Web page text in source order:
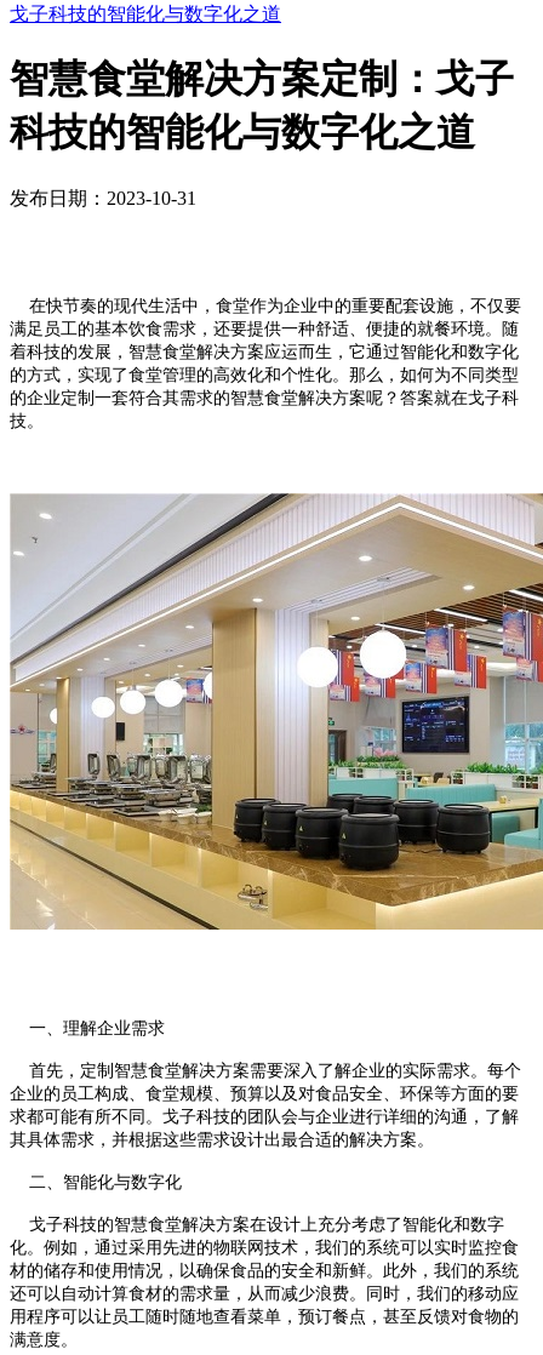
戈子科技的智能化与数字化之道
智慧食堂解决方案定制：戈子
科技的智能化与数字化之道
发布日期：2023-10-31
在快节奏的现代生活中，食堂作为企业中的重要配套设施，不仅要
满足员工的基本饮食需求，还要提供一种舒适、便捷的就餐环境。随
着科技的发展，智慧食堂解决方案应运而生，它通过智能化和数字化
的方式，实现了食堂管理的高效化和个性化。那么，如何为不同类型
的企业定制一套符合其需求的智慧食堂解决方案呢？答案就在戈子科
技。
一、理解企业需求
首先，定制智慧食堂解决方案需要深入了解企业的实际需求。每个
企业的员工构成、食堂规模、预算以及对食品安全、环保等方面的要
求都可能有所不同。戈子科技的团队会与企业进行详细的沟通，了解
其具体需求，并根据这些需求设计出最合适的解决方案。
二、智能化与数字化
戈子科技的智慧食堂解决方案在设计上充分考虑了智能化和数字
化。例如，通过采用先进的物联网技术，我们的系统可以实时监控食
材的储存和使用情况，以确保食品的安全和新鲜。此外，我们的系统
还可以自动计算食材的需求量，从而减少浪费。同时，我们的移动应
用程序可以让员工随时随地查看菜单，预订餐点，甚至反馈对食物的
满意度。